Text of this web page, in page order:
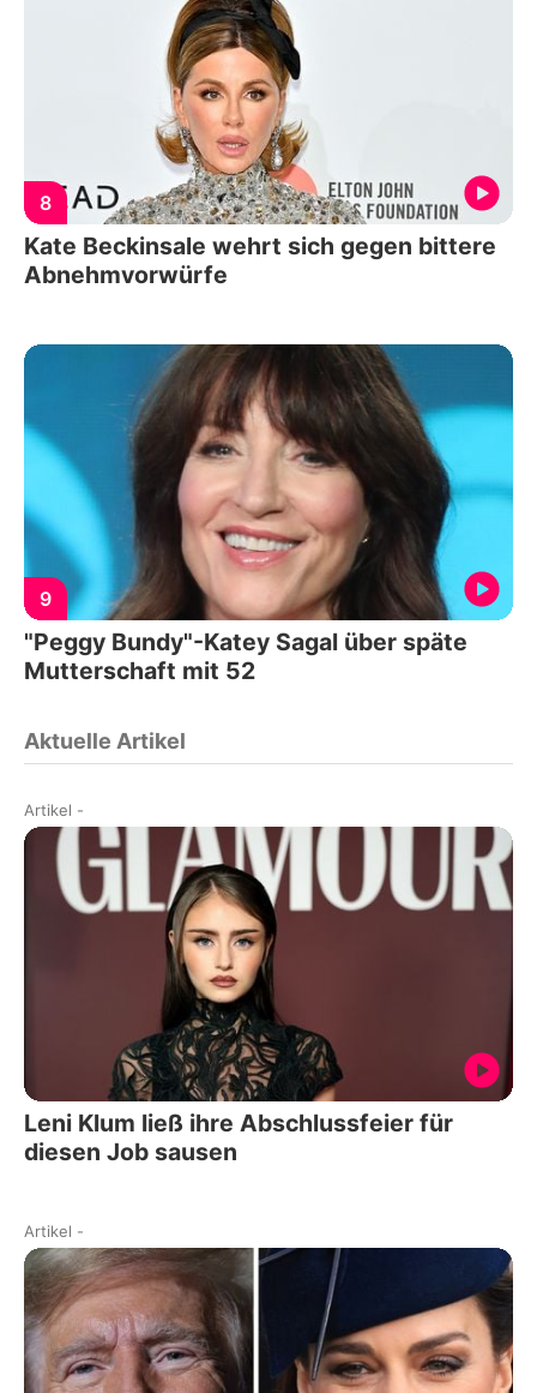
8
Kate Beckinsale wehrt sich gegen bittere
Abnehmvorwürfe
9
"Peggy Bundy"-Katey Sagal über späte
Mutterschaft mit 52
Aktuelle Artikel
Artikel -
Leni Klum ließ ihre Abschlussfeier für
diesen Job sausen
Artikel -